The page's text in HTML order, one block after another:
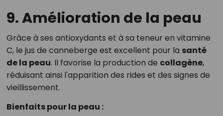
9. Amélioration de la peau
Grâce à ses antioxydants et à sa teneur en vitamine
C, le jus de canneberge est excellent pour la santé
de la peau. Il favorise la production de collagène,
réduisant ainsi l'apparition des rides et des signes de
vieillissement.
Bienfaits pour la peau :